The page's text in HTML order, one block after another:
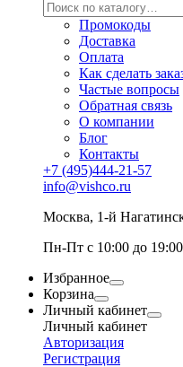
Промокоды
Доставка
Оплата
Как сделать
Частые вопросы
Обратная связь
О компании
Блог
Контакты
+7 (495)444-21-57
info@vishco.ru
Москва, 1-й
Пн-Пт с 10:00 до 19:00
Избранное
Корзина
Личный кабинет
Личный кабинет
Авторизация
Регистрация